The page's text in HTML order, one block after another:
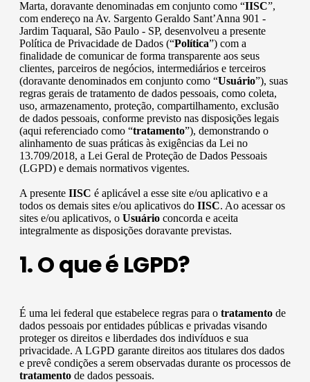
Marta, doravante denominadas em conjunto como “IISC”,
com endereço na Av. Sargento Geraldo Sant’Anna 901 -
Jardim Taquaral, São Paulo - SP, desenvolveu a presente
Política de Privacidade de Dados (“Política”) com a
finalidade de comunicar de forma transparente aos seus
clientes, parceiros de negócios, intermediários e terceiros
(doravante denominados em conjunto como “Usuário”), suas
regras gerais de tratamento de dados pessoais, como coleta,
uso, armazenamento, proteção, compartilhamento, exclusão
de dados pessoais, conforme previsto nas disposições legais
(aqui referenciado como “tratamento”), demonstrando o
alinhamento de suas práticas às exigências da Lei no
13.709/2018, a Lei Geral de Proteção de Dados Pessoais
(LGPD) e demais normativos vigentes.
A presente IISC é aplicável a esse site e/ou aplicativo e a
todos os demais sites e/ou aplicativos do IISC. Ao acessar os
sites e/ou aplicativos, o Usuário concorda e aceita
integralmente as disposições doravante previstas.
1. O que é LGPD?
É uma lei federal que estabelece regras para o tratamento de
dados pessoais por entidades públicas e privadas visando
proteger os direitos e liberdades dos indivíduos e sua
privacidade. A LGPD garante direitos aos titulares dos dados
e prevê condições a serem observadas durante os processos de
tratamento de dados pessoais.